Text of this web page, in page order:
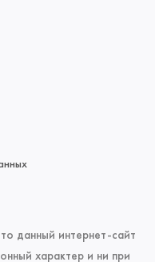
данный интернет-сайт
характер и ни при